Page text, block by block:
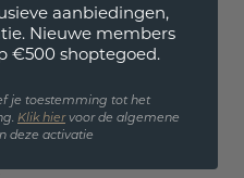
een gouden
bij jou past.
aanbiedingen,
Nieuwe members
€500 shoptegoed.
je toestemming tot het
Klik hiervoor de algemene
deze activatie